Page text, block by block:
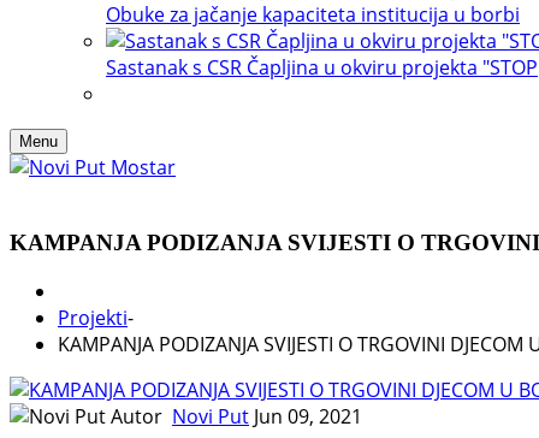
Obuke za jačanje kapaciteta institucija u borbi
Sastanak s CSR Čapljina u okviru projekta "STOP
Menu
KAMPANJA PODIZANJA SVIJESTI O
Projekti-
KAMPANJA PODIZANJA SVIJESTI O TRGOVINI
Autor Novi Put Jun 09, 2021